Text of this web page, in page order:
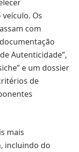
Os
com
Autenticidade”,
e um dossier
de
mais
incluindo do